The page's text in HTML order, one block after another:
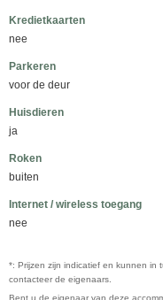
Kredietkaarten
nee
Parkeren
voor de deur
Huisdieren
ja
Roken
buiten
Internet / wireless toegang
nee
*: Prijzen zijn indicatief en kunnen in
contacteer de eigenaars.
Bent u de eigenaar van deze